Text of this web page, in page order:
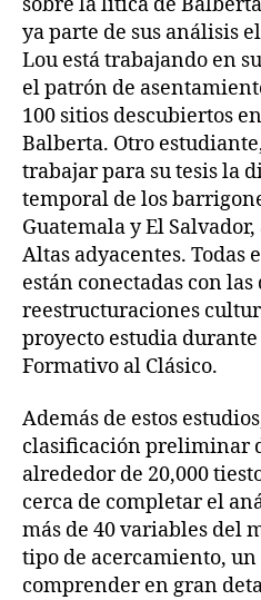
ya parte de sus análisis
Lou está trabajando en
el patrón de
100 sitios descubiertos
Balberta. Otro
trabajar para su tesis la
temporal de los
Guatemala y El
Altas adyacentes. Todas
están conectadas con
reestructuraciones
proyecto estudia
Formativo al Clásico.
Además de estos
clasificación preliminar
alrededor de 20,000
cerca de completar el
más de 40 variables del
tipo de acercamiento,
comprender en gran